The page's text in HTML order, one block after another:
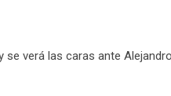
verá las caras ante